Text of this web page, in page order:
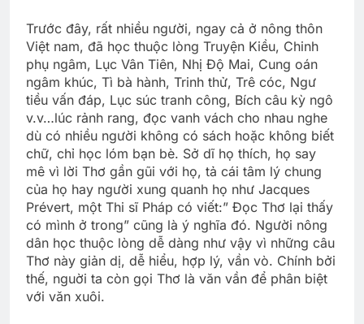
Trước đây, rất nhiều người, ngay cả ở nông thôn
Việt nam, đã học thuộc lòng Truyện Kiều, Chinh
phụ ngâm, Lục Vân Tiên, Nhị Ðộ Mai, Cung oán
ngâm khúc, Tì bà hành, Trinh thử, Trê cóc, Ngư
tiều vấn đáp, Lục súc tranh công, Bích câu kỳ ngô
v.v…lúc rảnh rang, đọc vanh vách cho nhau nghe
dù có nhiều người không có sách hoặc không biết
chữ, chỉ học lóm bạn bè. Sở dĩ họ thích, họ say
mê vì lời Thơ gần gũi với họ, tả cái tâm lý chung
của họ hay người xung quanh họ như Jacques
Prévert, một Thi sĩ Pháp có viết:” Ðọc Thơ lại thấy
có mình ở trong” cũng là ý nghĩa đó. Người nông
dân học thuộc lòng dễ dàng như vậy vì những câu
Thơ này giản dị, dễ hiểu, hợp lý, vần vò. Chính bởi
thế, nguời ta còn gọi Thơ là văn vần để phân biệt
với văn xuôi.